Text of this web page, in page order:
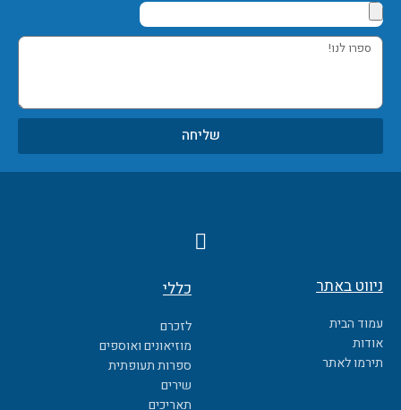
ספרו
שליחה
F
a
ניווט באתר
עמוד הבית
אודות
תירמו לאתר
כללי
לזכרם
מוזיאונים ואוספים
ספרות תעופתית
שירים
תאריכים